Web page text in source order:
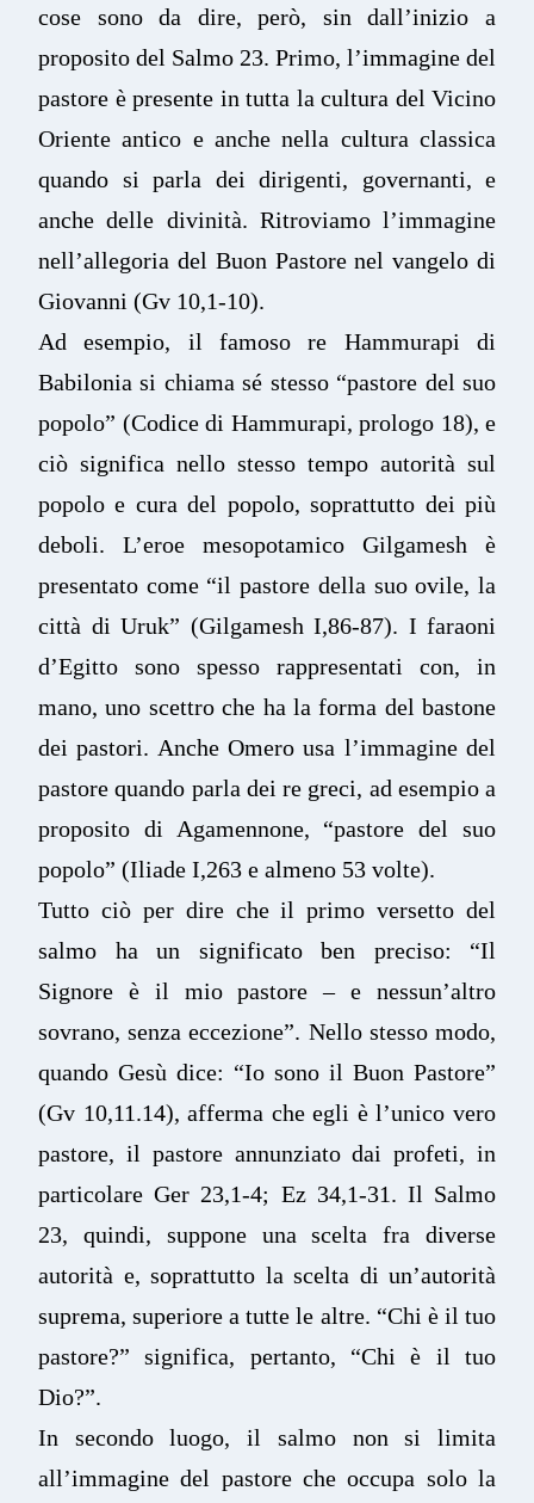
cose sono da dire, però, sin dall’inizio a
proposito del Salmo 23. Primo, l’immagine del
pastore è presente in tutta la cultura del Vicino
Oriente antico e anche nella cultura classica
quando si parla dei dirigenti, governanti, e
anche delle divinità. Ritroviamo l’immagine
nell’allegoria del Buon Pastore nel vangelo di
Giovanni (Gv 10,1-10).
Ad esempio, il famoso re Hammurapi di
Babilonia si chiama sé stesso “pastore del suo
popolo” (Codice di Hammurapi, prologo 18), e
ciò significa nello stesso tempo autorità sul
popolo e cura del popolo, soprattutto dei più
deboli. L’eroe mesopotamico Gilgamesh è
presentato come “il pastore della suo ovile, la
città di Uruk” (Gilgamesh I,86-87). I faraoni
d’Egitto sono spesso rappresentati con, in
mano, uno scettro che ha la forma del bastone
dei pastori. Anche Omero usa l’immagine del
pastore quando parla dei re greci, ad esempio a
proposito di Agamennone, “pastore del suo
popolo” (Iliade I,263 e almeno 53 volte).
Tutto ciò per dire che il primo versetto del
salmo ha un significato ben preciso: “Il
Signore è il mio pastore – e nessun’altro
sovrano, senza eccezione”. Nello stesso modo,
quando Gesù dice: “Io sono il Buon Pastore”
(Gv 10,11.14), afferma che egli è l’unico vero
pastore, il pastore annunziato dai profeti, in
particolare Ger 23,1-4; Ez 34,1-31. Il Salmo
23, quindi, suppone una scelta fra diverse
autorità e, soprattutto la scelta di un’autorità
suprema, superiore a tutte le altre. “Chi è il tuo
pastore?” significa, pertanto, “Chi è il tuo
Dio?”.
In secondo luogo, il salmo non si limita
all’immagine del pastore che occupa solo la